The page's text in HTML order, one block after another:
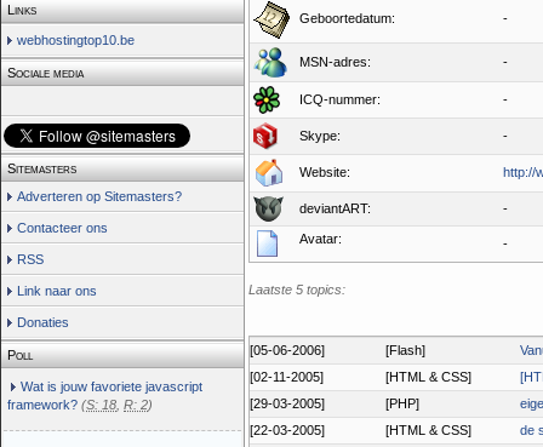
Links
webhostingtop10.be
Sociale media
Sitemasters
Adverteren op Sitemasters?
Contacteer ons
RSS
Link naar ons
Donaties
Poll
Wat is jouw favoriete javascript
framework? (S: 18 R: 2)
Geboortedatum: -
MSN-adres: -
ICQ-nummer: -
Skype: -
Website: http://
deviantART: -
Avatar: -
Laatste 5 topics:
[05-06-2006] [Flash]
[02-11-2005]
[HTML & CSS]
[29-03-2005]
[PHP]
[22-03-2005]
[HTML & CSS]
de